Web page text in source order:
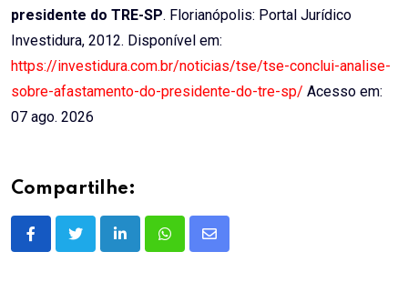
presidente do TRE-SP. Florianópolis: Portal Jurídico
Investidura, 2012. Disponível em:
https://investidura.com.br/noticias/tse/tse-conclui-analise-
sobre-afastamento-do-presidente-do-tre-sp/ Acesso em:
07 ago. 2026
Compartilhe:
LinkedInWhatsappShare